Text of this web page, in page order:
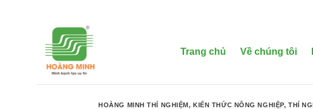
Trang chủ Về chúng tôi
HOÀNG MINH THÍ NGHIỆM,KIẾN THỨC NÔNG NGHIỆP, THÍ